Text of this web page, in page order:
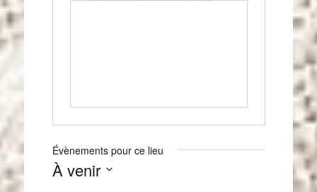
Évènements pour ce lieu
À venir